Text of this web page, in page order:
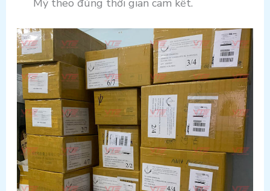
Mỹ theo đúng thời gian cam kết.